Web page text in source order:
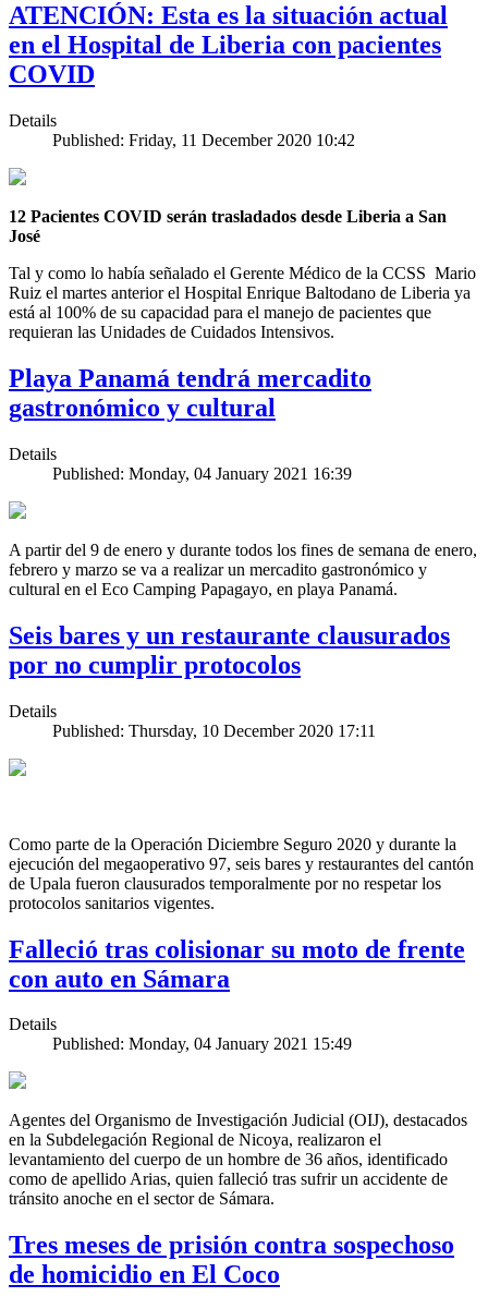
ATENCIÓN: Esta es la situación actual
en el Hospital de Liberia con pacientes
COVID
Details
Published: Friday, 11 December 2020 10:42
12 Pacientes COVID serán trasladados desde Liberia a San
José
Tal y como lo había señalado el Gerente Médico de la CCSS Mario
Ruiz el martes anterior el Hospital Enrique Baltodano de Liberia ya
está al 100% de su capacidad para el manejo de pacientes que
requieran las Unidades de Cuidados Intensivos.
Playa Panamá tendrá mercadito
gastronómico y cultural
Details
Published: Monday, 04 January 2021 16:39
A partir del 9 de enero y durante todos los fines de semana de enero,
febrero y marzo se va a realizar un mercadito gastronómico y
cultural en el Eco Camping Papagayo, en playa Panamá.
Seis bares y un restaurante clausurados
por no cumplir protocolos
Details
Published: Thursday, 10 December 2020 17:11
Como parte de la Operación Diciembre Seguro 2020 y durante la
ejecución del megaoperativo 97, seis bares y restaurantes del cantón
de Upala fueron clausurados temporalmente por no respetar los
protocolos sanitarios vigentes.
Falleció tras colisionar su moto de frente
con auto en Sámara
Details
Published: Monday, 04 January 2021 15:49
Agentes del Organismo de Investigación Judicial (OIJ), destacados
en la Subdelegación Regional de Nicoya, realizaron el
levantamiento del cuerpo de un hombre de 36 años, identificado
como de apellido Arias, quien falleció tras sufrir un accidente de
tránsito anoche en el sector de Sámara.
Tres meses de prisión contra sospechoso
de homicidio en El Coco